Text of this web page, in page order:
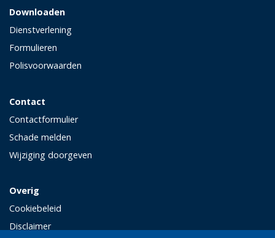
Downloaden
Dienstverlening
Formulieren
Polisvoorwaarden
Contact
Contactformulier
Schade melden
Wijziging doorgeven
Overig
Cookiebeleid
Disclaimer